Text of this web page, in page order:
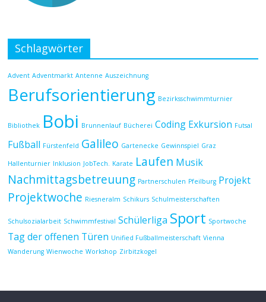
Schlagwörter
Advent Adventmarkt Antenne Auszeichnung
Berufsorientierung Bezirksschwimmturnier
Bibliothek Bobi Brunnenlauf Bücherei Coding Exkursion Futsal
Fußball Fürstenfeld Galileo Gartenecke Gewinnspiel Graz
Hallenturnier Inklusion JobTech. Karate Laufen Musik
Nachmittagsbetreuung Partnerschulen Pfeilburg Projekt
Projektwoche Riesneralm Schikurs Schulmeisterschaften
Schulsozialarbeit Schwimmfestival Schülerliga Sport Sportwoche
Tag der offenen Türen Unified Fußballmeisterschaft Vienna
Wanderung Wienwoche Workshop Zirbitzkogel